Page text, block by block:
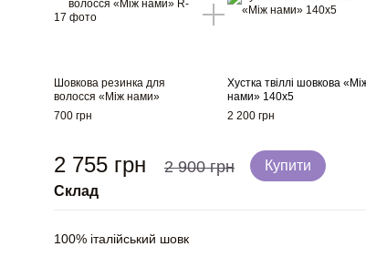
Шовкова резинка для
волосся «Між нами»
700 грн
Хустка твіллі шовкова
нами» 140x5
2 200 грн
2 755 грн 2 900 грн
Купити
Склад
100% італійський шовк